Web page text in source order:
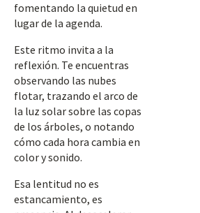
fomentando la quietud en
lugar de la agenda.
Este ritmo invita a la
reflexión. Te encuentras
observando las nubes
flotar, trazando el arco de
la luz solar sobre las copas
de los árboles, o notando
cómo cada hora cambia en
color y sonido.
Esa lentitud no es
estancamiento, es